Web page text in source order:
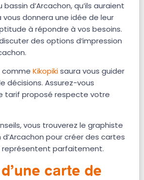
d’Arcachon, qu’ils auraient
vous donnera une idée de leur
à répondre à vos besoins.
des options d’impression
comme Kikopikisaura vous guider
décisions. Assurez-vous
tarif proposé respecte votre
vous trouverez le graphiste
d’Arcachon pour créer des cartes
représentent parfaitement.
carte de